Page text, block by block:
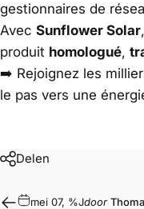
gestionnaires de
Avec Sunflower Solar
produit homologué,
➡️ Rejoignez les
le pas vers une
Delen
mei 07, %Jdoor